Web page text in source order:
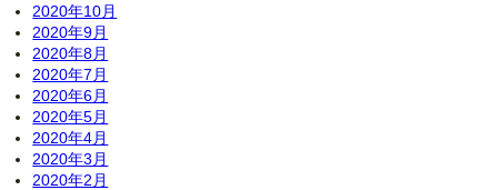
2020年10月
2020年9月
2020年8月
2020年7月
2020年6月
2020年5月
2020年4月
2020年3月
2020年2月